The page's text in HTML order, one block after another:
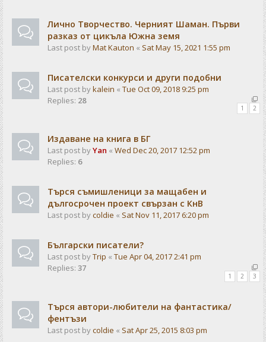
Лично Творчество. Черният Шаман. Първи
разказ от цикъла Южна земя
Last post byMat Kauton « Sat May 15, 2021 1:55 pm
Писателски конкурси и други подобни
Last post bykalein « Tue Oct 09, 2018 9:25 pm
Replies: 28
1 2
Издаване на книга в БГ
Last post byYan « Wed Dec 20, 2017 12:52 pm
Replies: 6
Търся съмишленици за мащабен и
дългосрочен проект свързан с КнВ
Last post bycoldie « Sat Nov 11, 2017 6:20 pm
Български писатели?
Last post byTrip « Tue Apr 04, 2017 2:41 pm
Replies: 37
1 2 3
Търся автори-любители на фантастика/
фентъзи
Last post bycoldie « Sat Apr 25, 2015 8:03 pm